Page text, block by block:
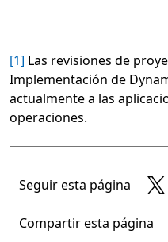
[1] Las revisiones de
Implementación de
actualmente a las
operaciones.
Seguir esta página
Compartir esta página